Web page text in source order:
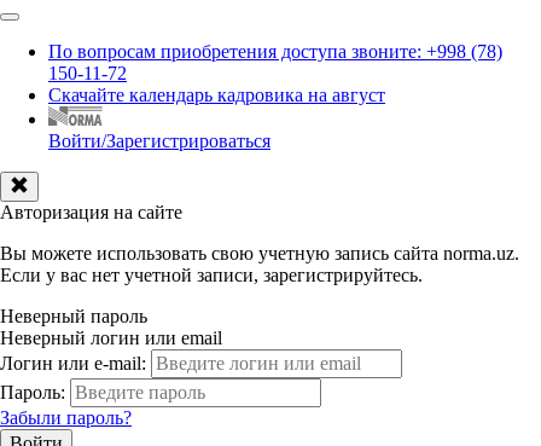
По вопросам приобретения доступа звоните: +998 (78)
150-11-72
Скачайте календарь кадровика на август
Войти/Зарегистрироваться
Авторизация на сайте
Вы можете использовать свою учетную запись сайта norma.uz.
Если у вас нет учетной записи, зарегистрируйтесь.
Неверный пароль
Неверный логин или email
Логин или e-mail:
Пароль:
Забыли пароль?